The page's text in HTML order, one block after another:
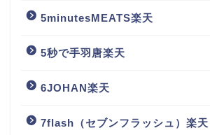
5minutesMEATS楽天
5秒で手羽唐楽天
6JOHAN楽天
7flash（セブンフラッシュ）楽天